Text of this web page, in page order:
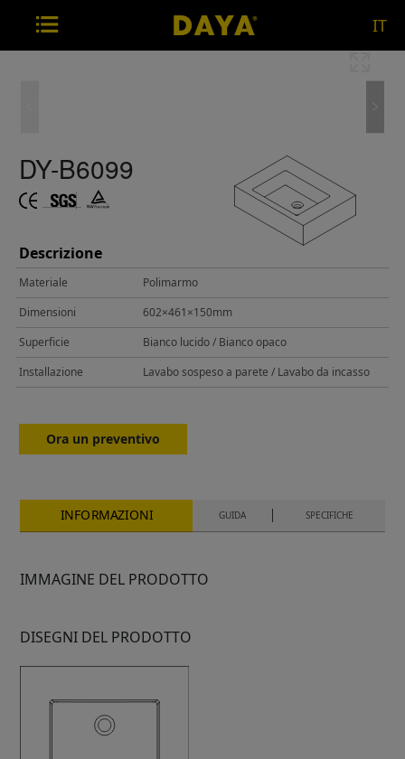
IT
DY-B6099
Descrizione
Materiale
Polimarmo
Dimensioni
602×461×150mm
Superficie
Bianco lucido / Bianco opaco
Installazione
Lavabo sospeso a parete / Lavabo da incasso
Ora un preventivo
INFORMAZIONI GUIDA SPECIFICHE
IMMAGINE DEL PRODOTTO
DISEGNI DEL PRODOTTO